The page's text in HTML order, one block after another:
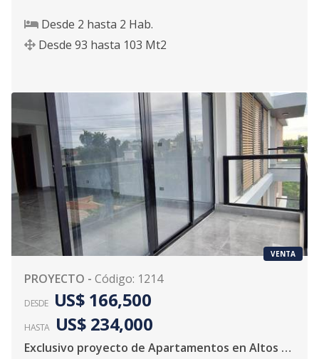
Desde 2 hasta 2 Hab.
Desde 93 hasta 103 Mt2
VENTA
PROYECTO - Código: 1214
DESDE US$ 166,500
HASTA US$ 234,000
Exclusivo proyecto de Apartamentos en Altos de Arroyo Hondo II